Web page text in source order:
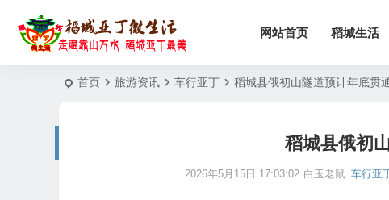
网站首页 稻城生活
首页 旅游资讯 车行亚丁 稻城县俄初山隧道预计年底贯
稻城县俄初
2026年5月15日 17:03:02 白玉老鼠 车行亚